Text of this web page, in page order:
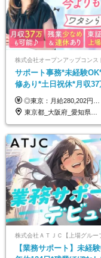
サポート事務*未経験
修あり*土日祝休*月収37
可*面接1回/o
◎東京：月給280,202円～402,430円 ◎大阪：月給269,824円～392,052円 ◎名古屋：月給285,967円～408,195円 ◎その他：月給265,212円～387,440円 ※試用期間3か月／待遇は研修期間中のみ変更あり （東京：23.9万円～、大阪：月給23.4万円～、名古屋：月給24.2万円～、その他：月給23.1万円～） ※固定残業代（配属後に支給）・一律手当を含む ※固定残業代は残業がない場合も支給し、超過分は別途支給する ※年齢、経験、能力を考慮し、支給額を決定します。
東京都_大阪府_愛知県_北海道_宮城県_新潟県_石川県_静岡県_広島県_福岡県_沖縄県
株式会社ＡＴＪＣ【上場グルー
【業務サポート】未経